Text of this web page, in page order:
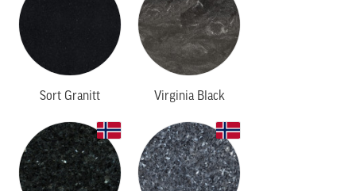
Sort Granitt Virginia Black